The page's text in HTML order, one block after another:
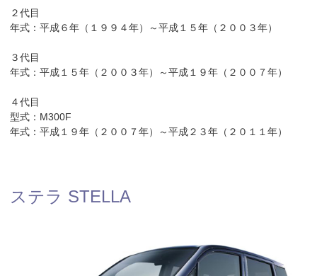
２代目
年式：平成６年（１９９４年）～平成１５年（２００３年）
３代目
年式：平成１５年（２００３年）～平成１９年（２００７年）
４代目
型式：M300F
年式：平成１９年（２００７年）～平成２３年（２０１１年）
ステラ STELLA